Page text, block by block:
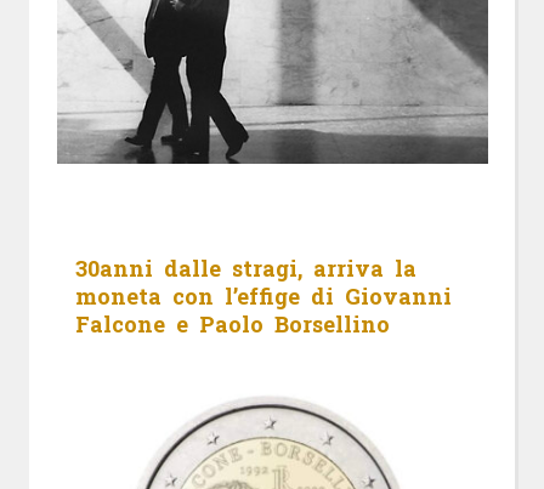
30anni dalle stragi, arriva la
moneta con l’effige di Giovanni
Falcone e Paolo Borsellino